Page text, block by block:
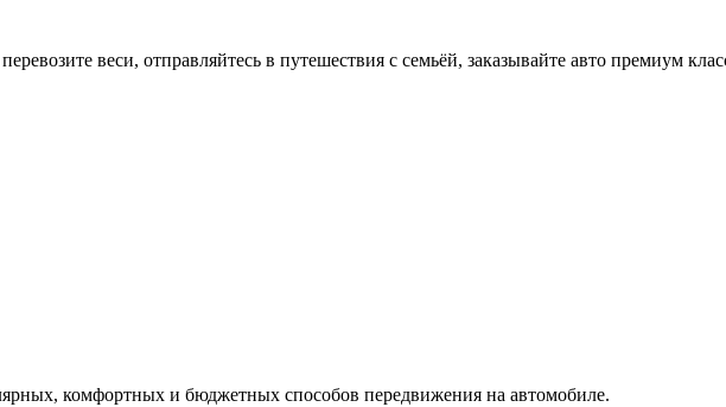
веси, отправляйтесь в путешествия с семьёй, заказывайте авто премиум
комфортных и бюджетных способов передвижения на автомобиле.